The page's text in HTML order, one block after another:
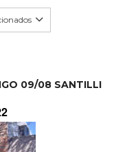
09/08 SANTILLI